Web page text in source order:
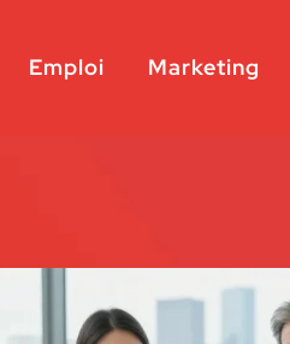
Emploi Marketing